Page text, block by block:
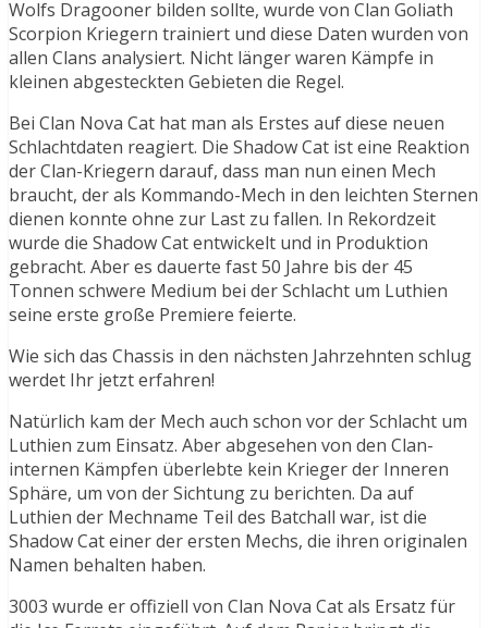
Wolfs Dragooner bilden sollte, wurde von Clan Goliath
Scorpion Kriegern trainiert und diese Daten wurden von
allen Clans analysiert. Nicht länger waren Kämpfe in
kleinen abgesteckten Gebieten die Regel.
Bei Clan Nova Cat hat man als Erstes auf diese neuen
Schlachtdaten reagiert. Die Shadow Cat ist eine Reaktion
der Clan-Kriegern darauf, dass man nun einen Mech
braucht, der als Kommando-Mech in den leichten Sternen
dienen konnte ohne zur Last zu fallen. In Rekordzeit
wurde die Shadow Cat entwickelt und in Produktion
gebracht. Aber es dauerte fast 50 Jahre bis der 45
Tonnen schwere Medium bei der Schlacht um Luthien
seine erste große Premiere feierte.
Wie sich das Chassis in den nächsten Jahrzehnten schlug
werdet Ihr jetzt erfahren!
Natürlich kam der Mech auch schon vor der Schlacht um
Luthien zum Einsatz. Aber abgesehen von den Clan-
internen Kämpfen überlebte kein Krieger der Inneren
Sphäre, um von der Sichtung zu berichten. Da auf
Luthien der Mechname Teil des Batchall war, ist die
Shadow Cat einer der ersten Mechs, die ihren originalen
Namen behalten haben.
3003 wurde er offiziell von Clan Nova Cat als Ersatz für